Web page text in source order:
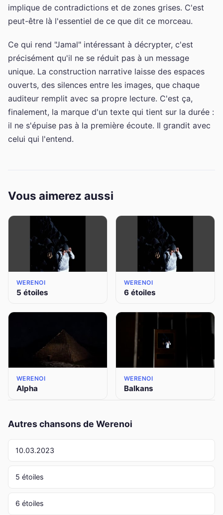
implique de contradictions et de zones grises. C'est
peut-être là l'essentiel de ce que dit ce morceau.
Ce qui rend "Jamal" intéressant à décrypter, c'est
précisément qu'il ne se réduit pas à un message
unique. La construction narrative laisse des espaces
ouverts, des silences entre les images, que chaque
auditeur remplit avec sa propre lecture. C'est ça,
finalement, la marque d'un texte qui tient sur la durée :
il ne s'épuise pas à la première écoute. Il grandit avec
celui qui l'entend.
Vous aimerez aussi
WERENOI
5 étoiles
WERENOI
6 étoiles
WERENOI
Alpha
WERENOI
Balkans
Autres chansons de Werenoi
10.03.2023
5 étoiles
6 étoiles